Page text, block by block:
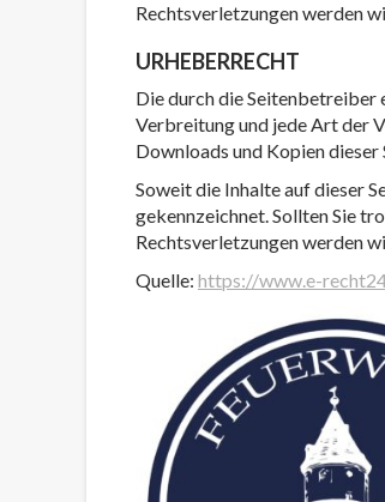
Rechtsverletzungen werden
URHEBERRECHT
Die durch die Seitenbetreiber
Verbreitung und jede Art der
Downloads und Kopien
Soweit die Inhalte auf dieser
gekennzeichnet. Sollten Sie
Rechtsverletzungen werden
Quelle: https://www.e-